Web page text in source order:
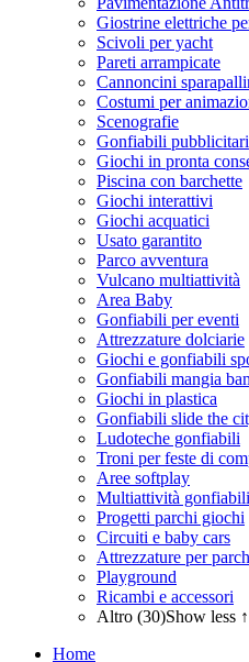
Giostrine elettriche
Scivoli per yacht
Pareti arrampicate
Cannoncini
Costumi per
Scenografie
Gonfiabili pubblicitari
Giochi in pronta
Piscina con barchette
Giochi interattivi
Giochi acquatici
Usato garantito
Parco avventura
Vulcano multiattività
Area Baby
Gonfiabili per eventi
Attrezzature dolciarie
Giochi e gonfiabili
Gonfiabili mangia
Giochi in plastica
Gonfiabili slide the
Ludoteche gonfiabili
Troni per feste di
Aree softplay
Multiattività gonfiabili
Progetti parchi giochi
Circuiti e baby cars
Attrezzature per
Playground
Ricambi e accessori
Altro (30)Show less ↑
Home